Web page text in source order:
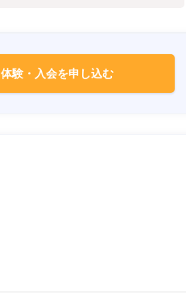
体験・入会を申し込む